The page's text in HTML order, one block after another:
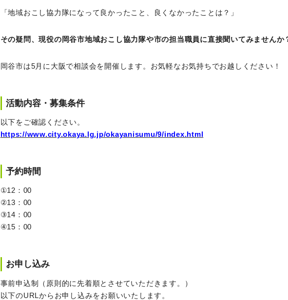
「地域おこし協力隊になって良かったこと、良くなかったことは？」
その疑問、現役の岡谷市地域おこし協力隊や市の担当職員に直接聞いてみませんか
岡谷市は5月に大阪で相談会を開催します。お気軽なお気持ちでお越しください！
活動内容・募集条件
以下をご確認ください。
https://www.city.okaya.lg.jp/okayanisumu/9/index.html
予約時間
①12：00
②13：00
③14：00
④15：00
お申し込み
事前申込制（原則的に先着順とさせていただきます。）
以下のURLからお申し込みをお願いいたします。